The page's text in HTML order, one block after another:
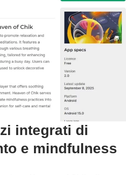
integrati di
e mindfulness